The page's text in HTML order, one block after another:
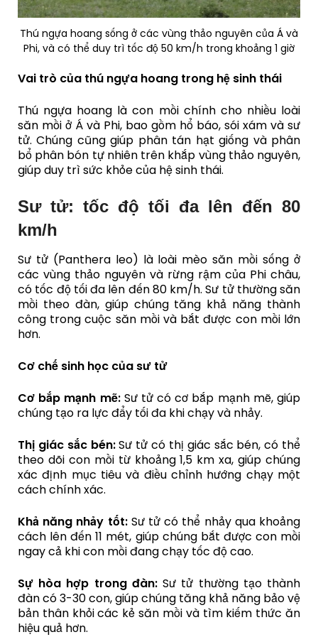
Thú ngựa hoang sống ở các vùng thảo nguyên của Á và
Phi, và có thể duy trì tốc độ 50 km/h trong khoảng 1 giờ
Vai trò của thú ngựa hoang trong hệ sinh thái
Thú ngựa hoang là con mồi chính cho nhiều loài
săn mồi ở Á và Phi, bao gồm hổ báo, sói xám và sư
tử. Chúng cũng giúp phân tán hạt giống và phân
bổ phân bón tự nhiên trên khắp vùng thảo nguyên,
giúp duy trì sức khỏe của hệ sinh thái.
Sư tử: tốc độ tối đa lên đến 80
km/h
Sư tử (Panthera leo) là loài mèo săn mồi sống ở
các vùng thảo nguyên và rừng rậm của Phi châu,
có tốc độ tối đa lên đến 80 km/h. Sư tử thường săn
mồi theo đàn, giúp chúng tăng khả năng thành
công trong cuộc săn mồi và bắt được con mồi lớn
hơn.
Cơ chế sinh học của sư tử
Cơ bắp mạnh mẽ:Sư tử có cơ bắp mạnh mẽ, giúp
chúng tạo ra lực đẩy tối đa khi chạy và nhảy.
Thị giác sắc bén:Sư tử có thị giác sắc bén, có thể
theo dõi con mồi từ khoảng 1,5 km xa, giúp chúng
xác định mục tiêu và điều chỉnh hướng chạy một
cách chính xác.
Khả năng nhảy tốt:Sư tử có thể nhảy qua khoảng
cách lên đến 11 mét, giúp chúng bắt được con mồi
ngay cả khi con mồi đang chạy tốc độ cao.
Sự hòa hợp trong đàn:Sư tử thường tạo thành
đàn có 3-30 con, giúp chúng tăng khả năng bảo vệ
bản thân khỏi các kẻ săn mồi và tìm kiếm thức ăn
hiệu quả hơn.